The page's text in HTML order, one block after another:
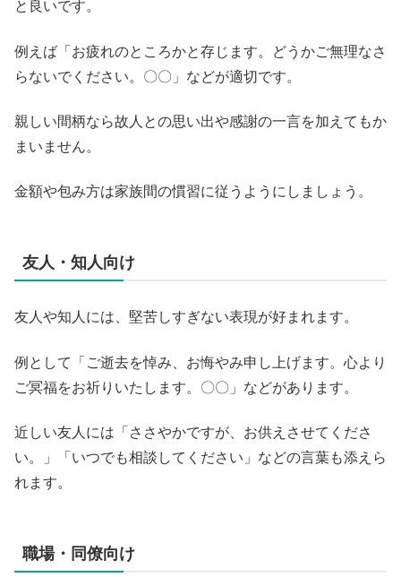
と良いです。
例えば「お疲れのところかと存じます。どうかご無理なさ
らないでください。〇〇」などが適切です。
親しい間柄なら故人との思い出や感謝の一言を加えてもか
まいません。
金額や包み方は家族間の慣習に従うようにしましょう。
友人・知人向け
友人や知人には、堅苦しすぎない表現が好まれます。
例として「ご逝去を悼み、お悔やみ申し上げます。心より
ご冥福をお祈りいたします。〇〇」などがあります。
近しい友人には「ささやかですが、お供えさせてくださ
い。」「いつでも相談してください」などの言葉も添えら
れます。
職場・同僚向け